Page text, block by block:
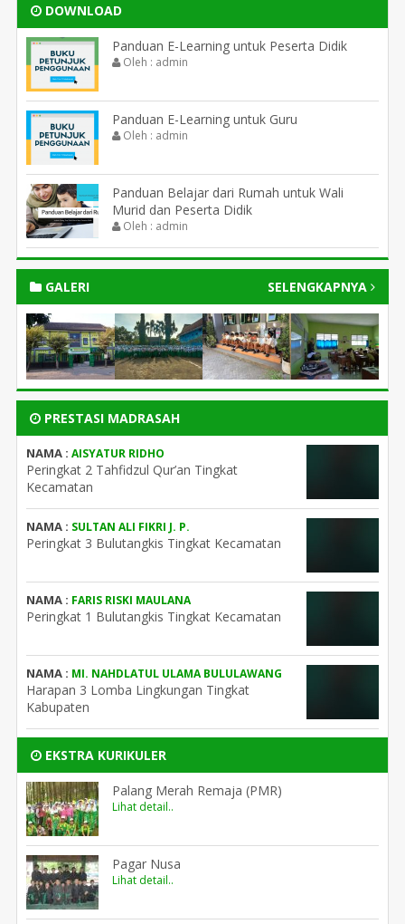
DOWNLOAD
Panduan E-Learning untuk Peserta Didik
Oleh : admin
Panduan E-Learning untuk Guru
Oleh : admin
Panduan Belajar dari Rumah untuk Wali
Murid dan Peserta Didik
Oleh : admin
GALERI SELENGKAPNYA
PRESTASI MADRASAH
NAMA : AISYATUR RIDHO
Peringkat 2 Tahfidzul Qur’an Tingkat
Kecamatan
NAMA : SULTAN ALI FIKRI J. P.
Peringkat 3 Bulutangkis Tingkat Kecamatan
NAMA : FARIS RISKI MAULANA
Peringkat 1 Bulutangkis Tingkat Kecamatan
NAMA : MI. NAHDLATUL ULAMA BULULAWANG
Harapan 3 Lomba Lingkungan Tingkat
Kabupaten
EKSTRA KURIKULER
Palang Merah Remaja (PMR)
Lihat detail..
Pagar Nusa
Lihat detail..